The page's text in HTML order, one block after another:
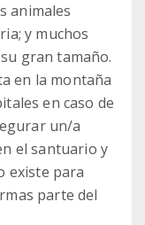
animales
y muchos
gran tamaño.
en la montaña
en caso de
un/a
el santuario y
existe para
parte del